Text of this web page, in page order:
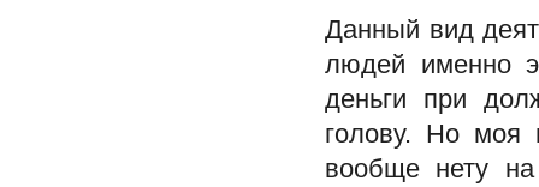
Данный вид
людей именно
деньги при
голову. Но моя
вообще нету